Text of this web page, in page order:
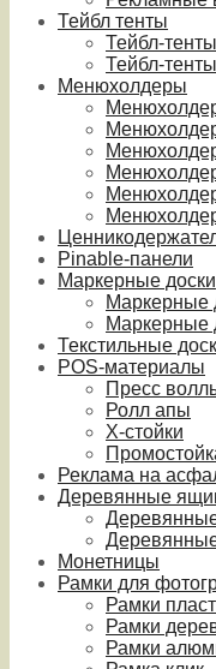
Тейбл тенты
Тейбл-
Тейбл-
Менюхолдеры
Pinable-панели
Маркерные доски
Маркерные
Маркерные
Текстильные
POS-материалы
Пресс
Ролл апы
Х-стойки
Реклама на
Деревянные
Монетницы
Рамки для
Рамки
Рамки
Рамки